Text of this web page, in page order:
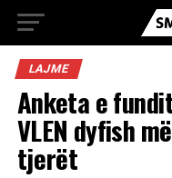
LAJME
Anketa e
VLEN dyfish
tjerët